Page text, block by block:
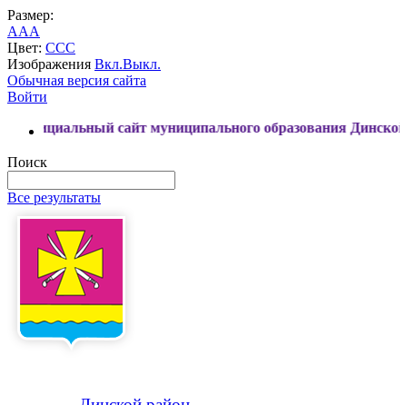
Размер:
AAA
Цвет: CCC
Изображения Вкл.Выкл.
Обычная версия сайта
Войти
сайт муниципального образования Динской район
Поиск
Все результаты